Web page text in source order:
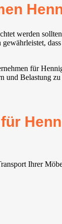
werden
für
und Belastung
Ihrer